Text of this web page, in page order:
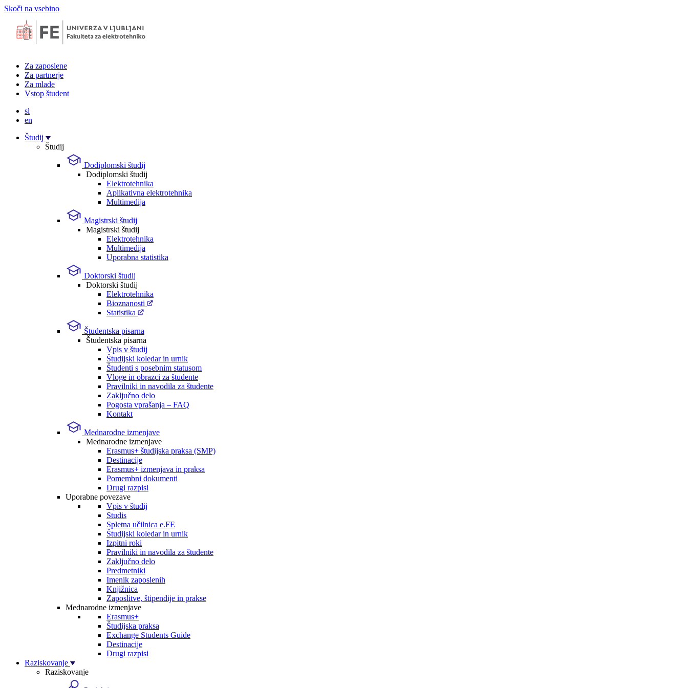
Skoči na vsebino
Za zaposlene
Za partnerje
Za mlade
Vstop študent
sl
en
Študij
Študij
Dodiplomski študij
Dodiplomski študij
Elektrotehnika
Aplikativna elektrotehnika
Multimedija
Magistrski študij
Magistrski študij
Elektrotehnika
Multimedija
Uporabna statistika
Doktorski študij
Doktorski študij
Elektrotehnika
Bioznanosti
Statistika
Študentska pisarna
Študentska pisarna
Vpis v študij
Študijski koledar in urnik
Študenti s posebnim statusom
Vloge in obrazci za študente
Pravilniki in navodila za študente
Zaključno delo
Pogosta vprašanja – FAQ
Kontakt
Mednarodne izmenjave
Mednarodne izmenjave
Erasmus+ študijska praksa (SMP)
Destinacije
Erasmus+ izmenjava in praksa
Pomembni dokumenti
Drugi razpisi
Uporabne povezave
Vpis v študij
Studis
Spletna učilnica e.FE
Študijski koledar in urnik
Izpitni roki
Pravilniki in navodila za študente
Zaključno delo
Predmetniki
Imenik zaposlenih
Knjižnica
Zaposlitve, štipendije in prakse
Mednarodne izmenjave
Erasmus+
Študijska praksa
Exchange Students Guide
Destinacije
Drugi razpisi
Raziskovanje
Raziskovanje